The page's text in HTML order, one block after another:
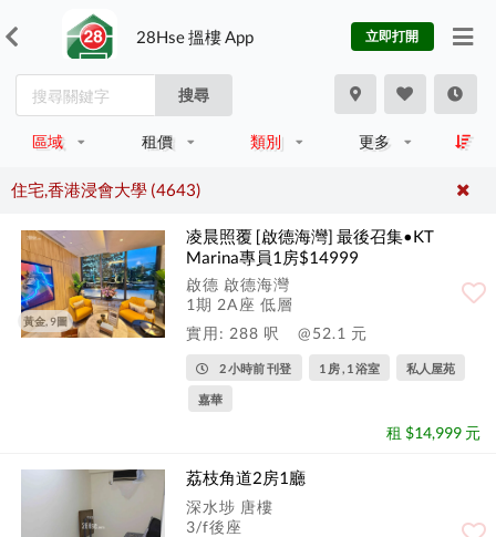
28Hse 搵樓 App 立即打開
搜尋
區域 租價 類別 更多
住宅,香港浸會大學 (4643)
黃金, 9圖
凌晨照覆 [啟德海灣] 最後召集•KT
Marina專員1房$14999
啟德 啟德海灣
1期 2A座 低層
實用: 288 呎
@52.1 元
2 小時前 刊登 1 房 , 1 浴室 私人屋苑
嘉華
租 $14,999 元
荔枝角道2房1廳
深水埗 唐樓
3/f後座